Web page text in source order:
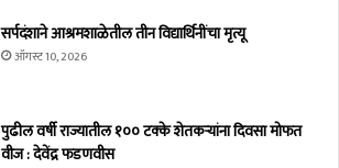
सर्पदंशाने आश्रमशाळेतील तीन विद्यार्थिनींचा मृत्यू
ऑगस्ट 10, 2026
पुढील वर्षी राज्यातील १०० टक्के शेतकर्‍यांना दिवसा मोफत
वीज : देवेंद्र फडणवीस